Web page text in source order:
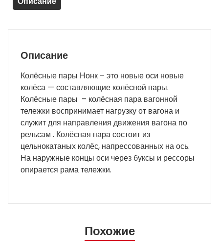
Описание
Колёсные пары Нонк – это новые оси новые
колёса — составляющие колёсной пары.
Колёсные пары – колёсная пара вагонной
тележки воспринимает нагрузку от вагона и
служит для направления движения вагона по
рельсам . Колёсная пара состоит из
цельнокатаных колёс, напрессованных на ось.
На наружные концы оси через буксы и рессоры
опирается рама тележки.
Похожие